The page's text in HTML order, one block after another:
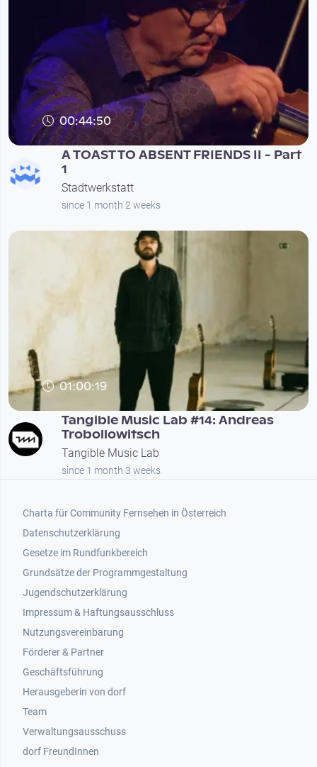
00:44:50
A TOAST TO ABSENT FRIENDS II - Part
1
Stadtwerkstatt
since 1 month 2 weeks
01:00:19
Tangible Music Lab #14: Andreas
Trobollowitsch
Tangible Music Lab
since 1 month 3 weeks
Footer 1
Charta für Community Fernsehen in Österreich
Datenschutzerklärung
Gesetze im Rundfunkbereich
Grundsätze der Programmgestaltung
Jugendschutzerklärung
Impressum & Haftungsausschluss
Nutzungsvereinbarung
Footer 2
Förderer & Partner
Geschäftsführung
Herausgeberin von dorf
Team
Verwaltungsausschuss
dorf FreundInnen